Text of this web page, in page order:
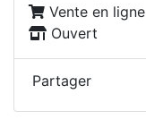
Vente en ligne
Ouvert
Partager